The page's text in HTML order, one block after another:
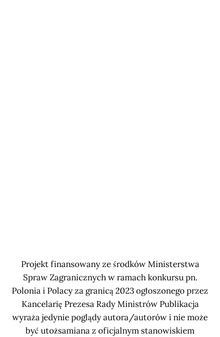
Projekt finansowany ze środków Ministerstwa
Spraw Zagranicznych w ramach konkursu pn.
Polonia i Polacy za granicą 2023 ogłoszonego przez
Kancelarię Prezesa Rady Ministrów Publikacja
wyraża jedynie poglądy autora/autorów i nie może
być utożsamiana z oficjalnym stanowiskiem